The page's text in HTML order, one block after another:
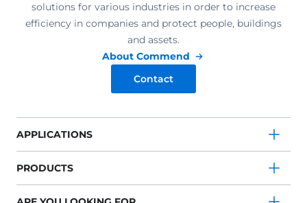
solutions for various industries in order to increase
efficiency in companies and protect people, buildings
and assets.
About Commend
Contact
APPLICATIONS
PRODUCTS